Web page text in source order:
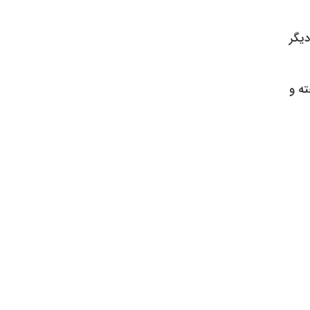
اجازه دهید شربت ۵ دقیقه دیگر
و